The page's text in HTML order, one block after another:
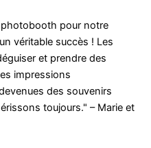
pour notre
véritable succès ! Les
et prendre des
impressions
des souvenirs
toujours." – Marie et